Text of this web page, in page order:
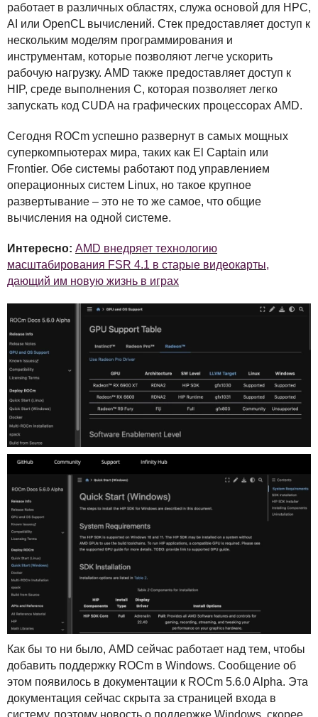
работает в различных областях, служа основой для HPC,
AI или OpenCL вычислений. Стек предоставляет доступ к
нескольким моделям программирования и
инструментам, которые позволяют легче ускорить
рабочую нагрузку. AMD также предоставляет доступ к
HIP, среде выполнения C, которая позволяет легко
запускать код CUDA на графических процессорах AMD.
Сегодня ROCm успешно развернут в самых мощных
суперкомпьютерах мира, таких как El Captain или
Frontier. Обе системы работают под управлением
операционных систем Linux, но такое крупное
развертывание – это не то же самое, что общие
вычисления на одной системе.
Интересно: AMD внедряет технологию
масштабирования FSR 4.1 в старые видеокарты,
дающий им новую жизнь в играх
Как бы то ни было, AMD сейчас работает над тем, чтобы
добавить поддержку ROCm в Windows. Сообщение об
этом появилось в документации к ROCm 5.6.0 Alpha. Эта
документация сейчас скрыта за страницей входа в
систему, поэтому новость о поддержке Windows, скорее